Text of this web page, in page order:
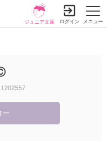
メニュー
ジュニア文庫 ログイン
1202557
ー